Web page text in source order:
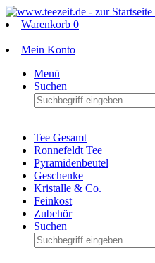
Warenkorb 0
Mein Konto
Menü
Suchen
Tee Gesamt
Ronnefeldt Tee
Pyramidenbeutel
Geschenke
Kristalle & Co.
Feinkost
Zubehör
Suchen